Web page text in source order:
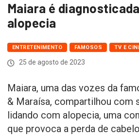
Maiara é
alopecia
ENTRETENIMENTO FAMOSOS TV E
25 de agosto de 2023
Maiara, uma das vozes da
& Maraísa, compartilhou com
lidando com alopecia, uma
que provoca a perda de